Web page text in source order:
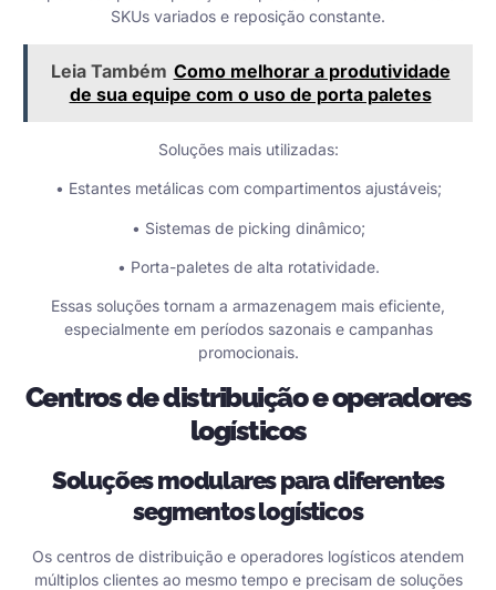
SKUs variados e reposição constante.
Leia Também Como melhorar a produtividade
de sua equipe com o uso de porta paletes
Soluções mais utilizadas:
• Estantes metálicas com compartimentos ajustáveis;
• Sistemas de picking dinâmico;
• Porta-paletes de alta rotatividade.
Essas soluções tornam a armazenagem mais eficiente,
especialmente em períodos sazonais e campanhas
promocionais.
Centros de distribuição e operadores
logísticos
Soluções modulares para diferentes
segmentos logísticos
Os centros de distribuição e operadores logísticos atendem
múltiplos clientes ao mesmo tempo e precisam de soluções